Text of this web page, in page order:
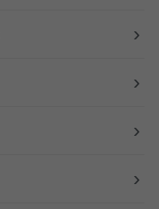
›
›
›
›